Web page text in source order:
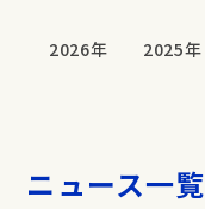
2026年 2025年
ニュース一覧